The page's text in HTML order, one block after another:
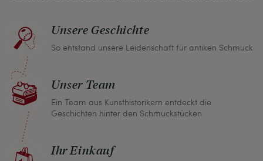
müssen.
Sollten Sie aus irgendeinem Grund doch einmal
nicht zufrieden sein, nehmen Sie bitte mit uns
Kontakt auf und wir finden umgehend eine
gemeinsame Lösung. Unabhängig davon können
Sie innerhalb von einem Monat jeden Artikel
zurückgeben und wir erstatten Ihnen den vollen
Kaufpreis.
Unsere Geschichte
So entstand unsere Leidenschaft für antiken Schmuck
Unser Team
Ein Team aus Kunsthistorikern entdeckt die
Geschichten hinter den Schmuckstücken
Ihr Einkauf